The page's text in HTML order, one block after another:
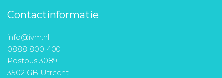
Contactinformatie
info@ivm.nl
0888 800 400
Postbus 3089
3502 GB Utrecht